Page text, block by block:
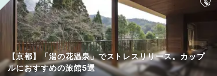
【京都】「湯の花温泉」でストレスリリース。カップ
ルにおすすめの旅館5選